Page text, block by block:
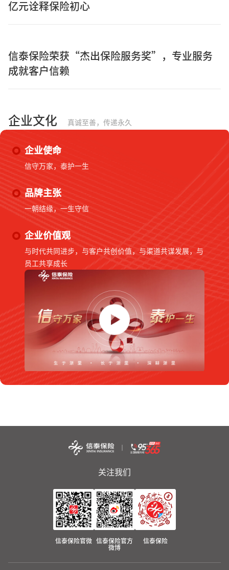
亿元诠释保险初心
信泰保险荣获“杰出保险服务奖”，专业服务
成就客户信赖
企业文化 真诚至善，传递永久
企业使命
信守万家，泰护一生
品牌主张
一朝结缘，一生守信
企业价值观
与时代共同进步，与客户共创价值，与渠道共谋发展，与
员工共享成长
关注我们
信泰保险官微
信泰保险官方
微博
信泰保险